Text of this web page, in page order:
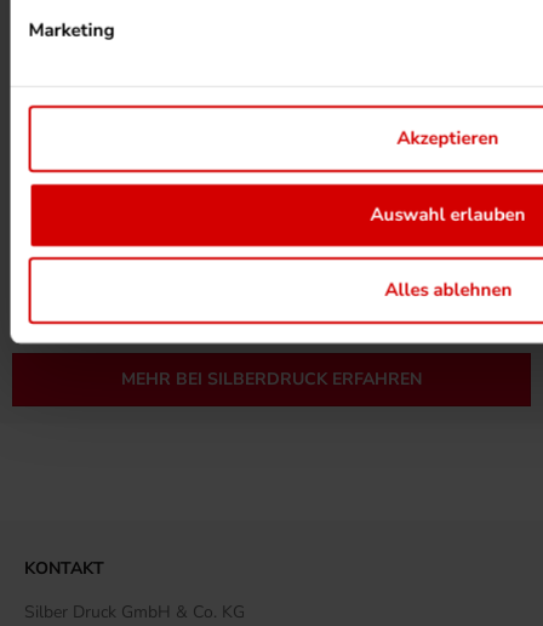
Marketing
Akzeptieren
Auswahl erlauben
Alles ablehnen
MEHR BEI SILBERDRUCK ERFAHREN
KONTAKT
Silber Druck GmbH & Co. KG